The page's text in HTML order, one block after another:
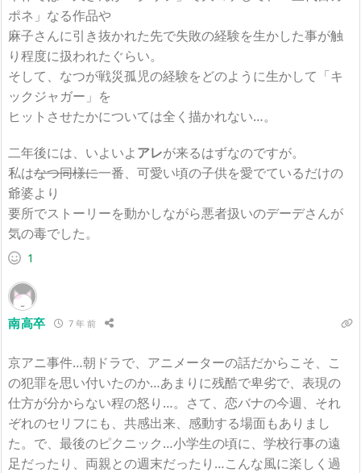
ポネ」なる作品や
麻子さんに引き抜かれた先で失敗の経験を生かした事が触
り程度に扱われたぐらい。
そして、なつが戦災孤児の経験をどのように生かして「キ
ックジャガー」を
ヒットさせたかについては全く描かれない…。
二年後には、いよいよアレが来るはずなのですが。
私はなつ同様に一番、可愛い頃の子供を愛でているだけの
爺婆より
要所でストーリーを動かしながら悪者扱いのデーデさんが
気の毒でした。
1
南高卒 7 年 前
京アニ事件…朝ドラで、アニメーターの話だからこそ、こ
の犯罪を思い付いたのか…あまりに残酷で卑劣で、表現の
仕方が分からない程の怒り…。さて、恋バナの今週、それ
ぞれのセリフにも、共感出来、感動する場面もありまし
た。で、最後のピクニック…小学生の頃に、学校行事の遠
足だったり、両親との週末だったり…こんな風に楽しく過